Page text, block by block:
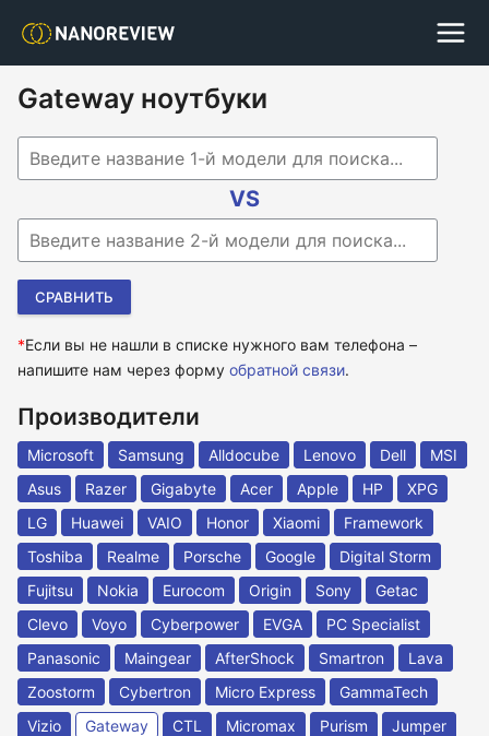
Gateway ноутбуки
VS
*Если вы не нашли в списке нужного вам телефона –
напишите нам через форму обратной связи.
Производители
Microsoft Samsung Alldocube Lenovo Dell
MSI
Asus
Razer Gigabyte Acer Apple HP
XPG
LG
Huawei VAIO Honor Xiaomi
Framework
Toshiba
Realme Porsche Google
Digital Storm
Fujitsu
Nokia Eurocom Origin Sony
Getac
Clevo
Voyo Cyberpower EVGA
PC Specialist
Panasonic
Maingear AfterShock Smartron
Lava
Zoostorm
Cybertron Micro Express
GammaTech
Vizio
Gateway CTL Micromax Purism
Jumper